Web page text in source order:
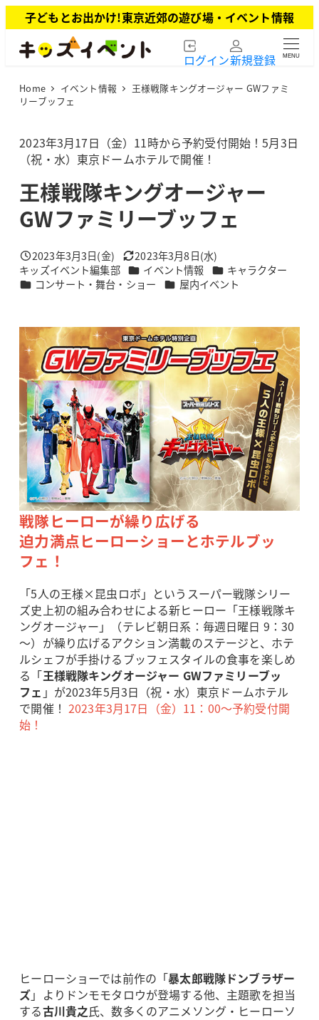
イ
子どもとお出かけ!東京近郊の遊び場・イベント情報
ログイン新規登録 MENU
Home イベント情報
王様戦隊キングオージャー GWファミ
リーブッフェ
2023年3月17日（金）11時から予約受付開始！5月3日
（祝・水）東京ドームホテルで開催！
王様戦隊キングオージャー
GWファミリーブッフェ
投稿日
2023年3月3日(金) 更新日
2023年3月8日(水)
著
者
キッズイベント編集部 カテゴリー
イベント情報 カテゴリー
キャラクター
カテゴリー
コンサート・舞台・ショー カテゴリー
屋内イベント
戦隊ヒーローが繰り広げる
迫力満点ヒーローショーとホテルブッ
フェ！
「5人の王様×昆虫ロボ」というスーパー戦隊シリー
ズ史上初の組み合わせによる新ヒーロー「王様戦隊キ
ングオージャー」（テレビ朝日系：毎週日曜日 9：30
～）が繰り広げるアクション満載のステージと、ホテ
ルシェフが手掛けるブッフェスタイルの食事を楽しめ
る「王様戦隊キングオージャー GWファミリーブッ
フェ 」が2023年5月3日（祝・水）東京ドームホテル
で開催！ 2023年3月17日（金）11：00～予約受付開
始！
ヒーローショーでは前作の「暴太郎戦隊ドンブラザー
ズ」よりドンモモタロウが登場する他、主題歌を担当
する古川貴之氏、数多くのアニメソング・ヒーローソ